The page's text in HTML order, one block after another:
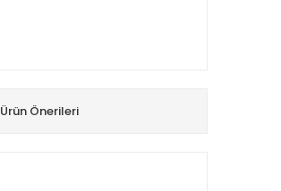
Ürün Önerileri